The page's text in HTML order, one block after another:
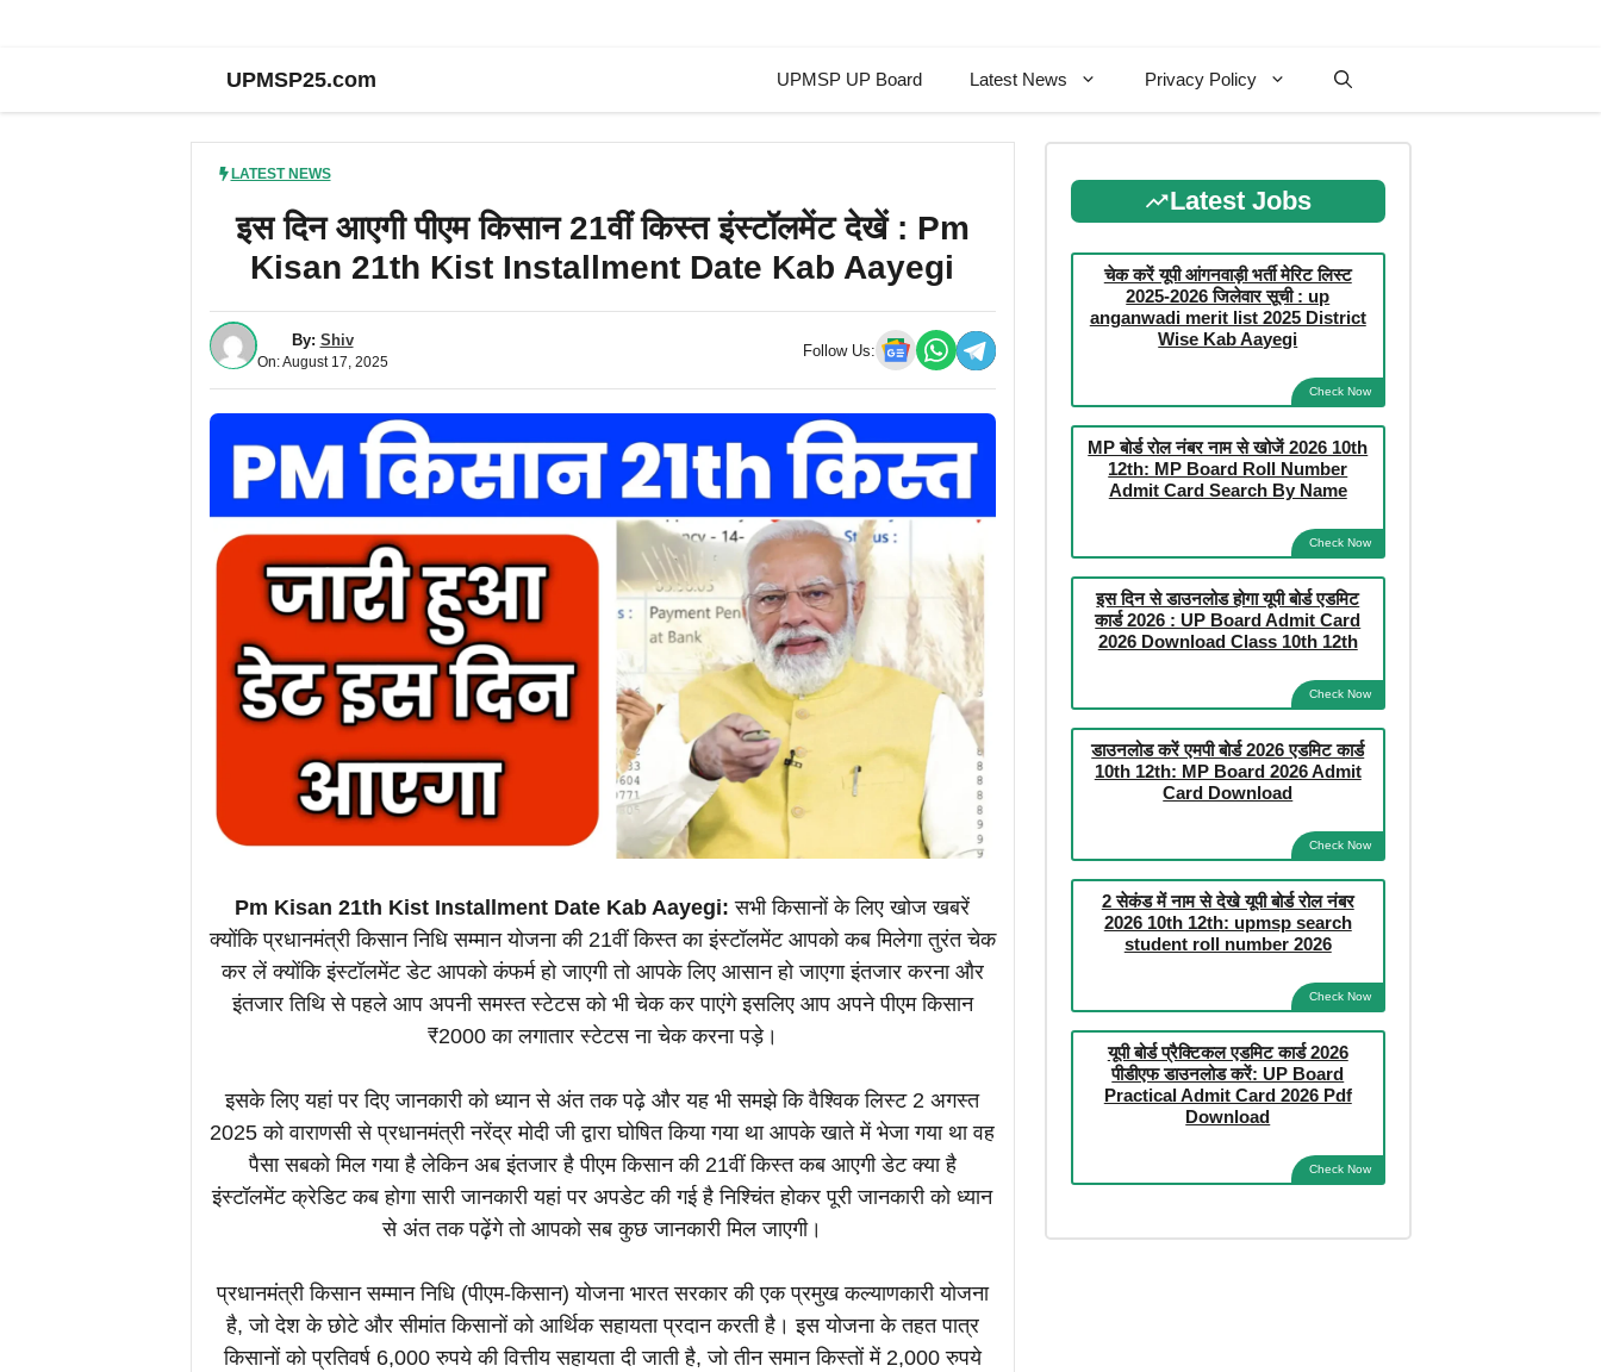
UPMSP25.com UPMSP UP Board Latest News Privacy Policy
LATEST NEWS
इस दिन आएगी पीएम किसान 21वीं किस्त इंस्टॉलमेंट देखें : Pm
Kisan 21th Kist Installment Date Kab Aayegi
By: Shiv
On: August 17, 2025
Follow Us:
Pm Kisan 21th Kist Installment Date Kab Aayegi:सभी किसानों के लिए खोज खबरें
क्योंकि प्रधानमंत्री किसान निधि सम्मान योजना की 21वीं किस्त का इंस्टॉलमेंट आपको कब मिलेगा तुरंत चेक
कर लें क्योंकि इंस्टॉलमेंट डेट आपको कंफर्म हो जाएगी तो आपके लिए आसान हो जाएगा इंतजार करना और
इंतजार तिथि से पहले आप अपनी समस्त स्टेटस को भी चेक कर पाएंगे इसलिए आप अपने पीएम किसान
₹2000 का लगातार स्टेटस ना चेक करना पड़े।
इसके लिए यहां पर दिए जानकारी को ध्यान से अंत तक पढ़े और यह भी समझे कि वैश्विक लिस्ट 2 अगस्त
2025 को वाराणसी से प्रधानमंत्री नरेंद्र मोदी जी द्वारा घोषित किया गया था आपके खाते में भेजा गया था वह
पैसा सबको मिल गया है लेकिन अब इंतजार है पीएम किसान की 21वीं किस्त कब आएगी डेट क्या है
इंस्टॉलमेंट क्रेडिट कब होगा सारी जानकारी यहां पर अपडेट की गई है निश्चिंत होकर पूरी जानकारी को ध्यान
से अंत तक पढ़ेंगे तो आपको सब कुछ जानकारी मिल जाएगी।
प्रधानमंत्री किसान सम्मान निधि (पीएम-किसान) योजना भारत सरकार की एक प्रमुख कल्याणकारी योजना
है, जो देश के छोटे और सीमांत किसानों को आर्थिक सहायता प्रदान करती है। इस योजना के तहत पात्र
किसानों को प्रतिवर्ष 6,000 रुपये की वित्तीय सहायता दी जाती है, जो तीन समान किस्तों में 2,000 रुपये
Latest Jobs
चेक करें यूपी आंगनवाड़ी भर्ती मेरिट लिस्ट
2025-2026 जिलेवार सूची : up
anganwadi merit list 2025 District
Wise Kab Aayegi
Check Now
MP बोर्ड रोल नंबर नाम से खोजें 2026 10th
12th: MP Board Roll Number
Admit Card Search By Name
Check Now
इस दिन से डाउनलोड होगा यूपी बोर्ड एडमिट
कार्ड 2026 : UP Board Admit Card
2026 Download Class 10th 12th
Check Now
डाउनलोड करें एमपी बोर्ड 2026 एडमिट कार्ड
10th 12th: MP Board 2026 Admit
Card Download
Check Now
2 सेकंड में नाम से देखे यूपी बोर्ड रोल नंबर
2026 10th 12th: upmsp search
student roll number 2026
Check Now
यूपी बोर्ड प्रैक्टिकल एडमिट कार्ड 2026
पीडीएफ डाउनलोड करें: UP Board
Practical Admit Card 2026 Pdf
Download
Check Now